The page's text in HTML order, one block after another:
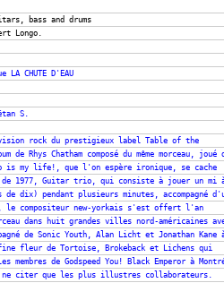
bass and drums
Longo.
CHUTE D'EAU
S.
rock du prestigieux label Table of the
Rhys Chatham composé du même morceau, joué
my life!, que l'on espère ironique, se cache
de 1977, Guitar trio, qui consiste à jouer un mi
dix) pendant plusieurs minutes, accompagné
le compositeur new-yorkais s'est offert l'an
dans huit grandes villes nord-américaines
de Sonic Youth, Alan Licht et Jonathan Kane
fleur de Tortoise, Brokeback et Lichens qui
de Godspeed You! Black Emperor à
ne citer que les plus illustres collaborateurs.